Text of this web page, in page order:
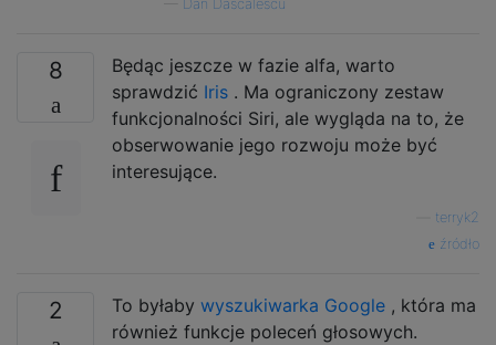
Dan Dascalescu
8
Będąc jeszcze w fazie alfa, warto
sprawdzić Iris . Ma ograniczony zestaw
funkcjonalności Siri, ale wygląda na to, że
obserwowanie jego rozwoju może być
interesujące.
terryk2
źródło
2 To byłaby wyszukiwarka Google , która ma
również funkcje poleceń głosowych.